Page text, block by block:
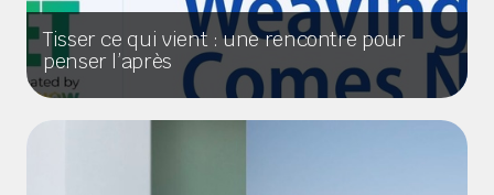
Tisser ce qui vient : une rencontre pour
penser l’après